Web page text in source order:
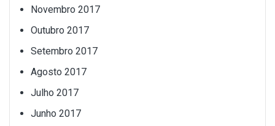
Novembro 2017
Outubro 2017
Setembro 2017
Agosto 2017
Julho 2017
Junho 2017